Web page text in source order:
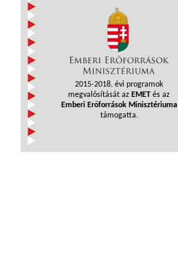
2015-2018. évi programok
megvalósítását az EMET és az
Emberi Erőforrások Minisztériuma
támogatta.